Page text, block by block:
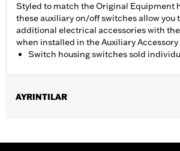
Styled to match the Original Equipment
these auxiliary on/off switches allow you
additional electrical accessories with
when installed in the Auxiliary
Switch housing switches sold
AYRINTILAR